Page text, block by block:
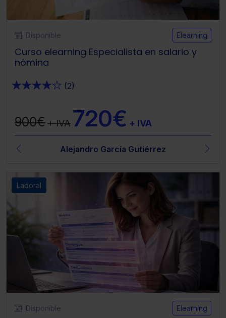
Disponible Elearning
Curso elearning Especialista en salario y
nómina
★★★★★ (2)
900€+ IVA 720€ + IVA
Alejandro García Gutiérrez
Laboral
Disponible Elearning